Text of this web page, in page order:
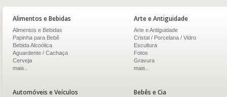
Alimentos e Bebidas
Alimentos e Bebidas
Papinha para Bebê
Bebida Alcoólica
Aguardente / Cachaça
Cerveja
mais..
Arte e Antiguidade
Arte e Antiguidade
Cristal / Porcelana / Vidro
Escultura
Fotos
Gravura
mais..
Automóveis e Veículos Bebês e Cia